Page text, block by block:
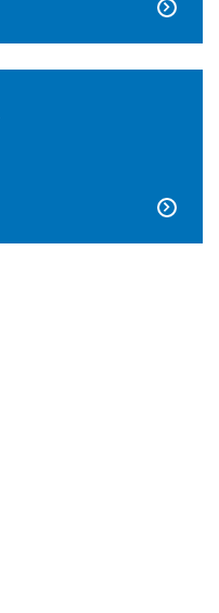

